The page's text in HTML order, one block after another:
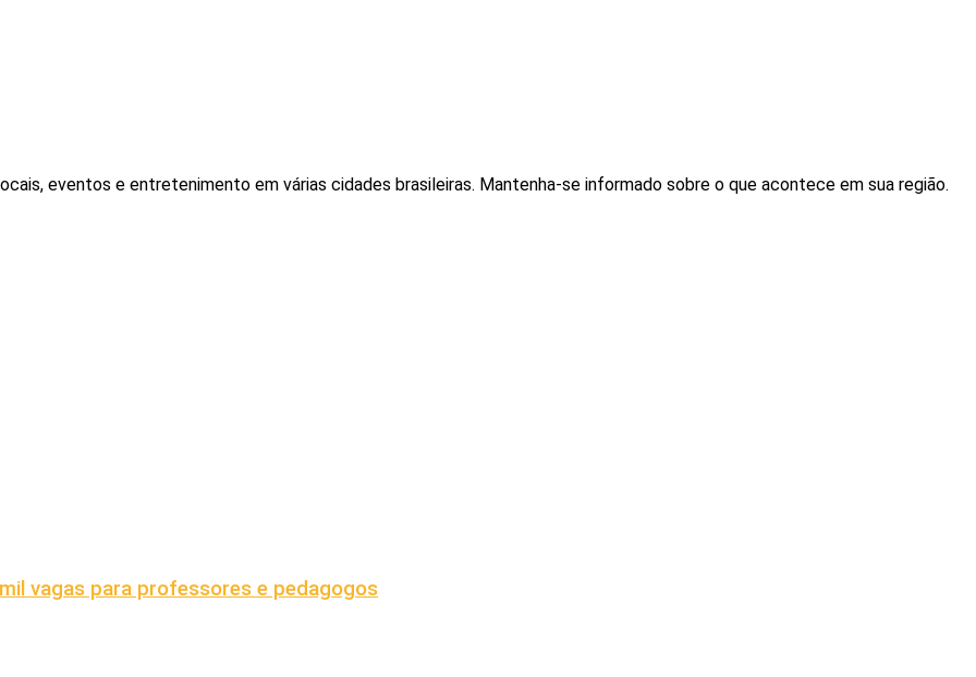
eventos e entretenimento em várias cidades brasileiras. Mantenha-se informado sobre o que acontece em sua região.
vagas para professores e pedagogos